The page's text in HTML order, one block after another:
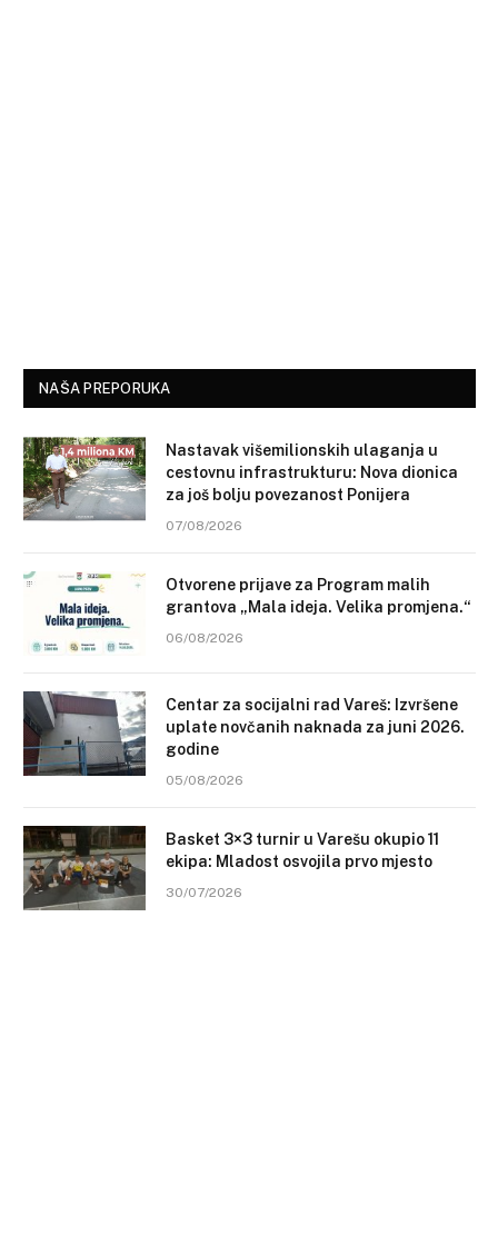
NAŠA PREPORUKA
Nastavak višemilionskih ulaganja u
cestovnu infrastrukturu: Nova dionica
za još bolju povezanost Ponijera
07/08/2026
Otvorene prijave za Program malih
grantova „Mala ideja. Velika promjena.“
06/08/2026
Centar za socijalni rad Vareš: Izvršene
uplate novčanih naknada za juni 2026.
godine
05/08/2026
Basket 3×3 turnir u Varešu okupio 11
ekipa: Mladost osvojila prvo mjesto
30/07/2026